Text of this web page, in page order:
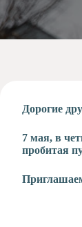
Дорогие
7 мая, в
пробитая